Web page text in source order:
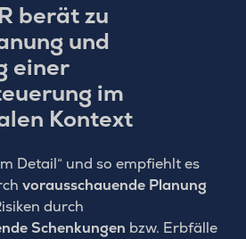
berät zu
und
einer
im
Kontext
Detail“ und so empfiehlt es
vorausschauende Planung
durch
Schenkungen bzw. Erbfälle